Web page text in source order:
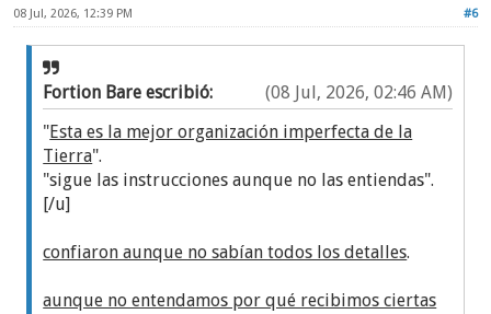
#6
08 Jul, 2026, 12:39 PM
(08 Jul, 2026, 02:46 AM)
Fortion Bare escribió:
"Esta es la mejor organización imperfecta de la
Tierra".
"sigue las instrucciones aunque no las entiendas".
[/u]
confiaron aunque no sabían todos los detalles.
aunque no entendamos por qué recibimos ciertas